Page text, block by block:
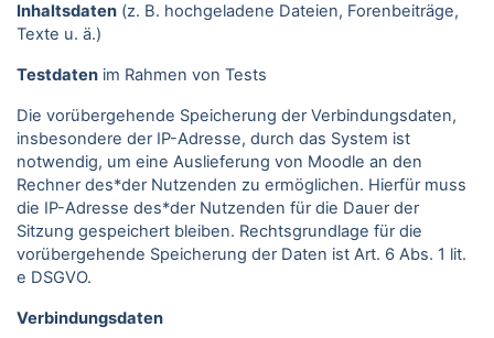
Inhaltsdaten (z. B. hochgeladene Dateien, Forenbeiträge,
Texte u. ä.)
Testdaten im Rahmen von Tests
Die vorübergehende Speicherung der Verbindungsdaten,
insbesondere der IP-Adresse, durch das System ist
notwendig, um eine Auslieferung von Moodle an den
Rechner des*der Nutzenden zu ermöglichen. Hierfür muss
die IP-Adresse des*der Nutzenden für die Dauer der
Sitzung gespeichert bleiben. Rechtsgrundlage für die
vorübergehende Speicherung der Daten ist Art. 6 Abs. 1 lit.
e DSGVO.
Verbindungsdaten